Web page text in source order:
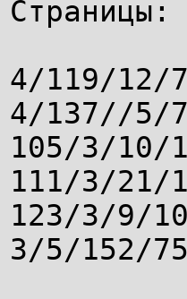
4/119/12/
4/137//5/
105/3/
111/3/
123/3/9/
3/5/152/